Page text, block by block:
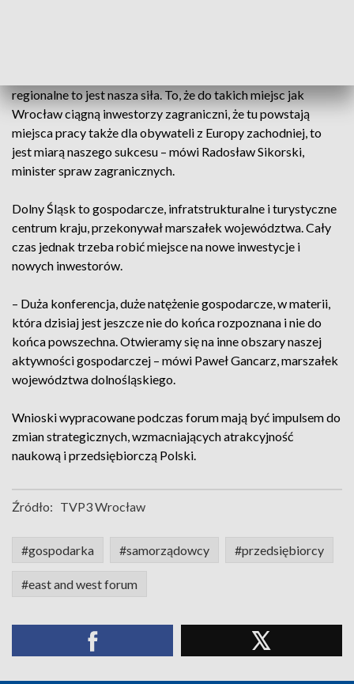
regionalne to jest nasza siła. To, że do takich miejsc jak
Wrocław ciągną inwestorzy zagraniczni, że tu powstają
miejsca pracy także dla obywateli z Europy zachodniej, to
jest miarą naszego sukcesu – mówi Radosław Sikorski,
minister spraw zagranicznych.
Dolny Śląsk to gospodarcze, infratstrukturalne i turystyczne
centrum kraju, przekonywał marszałek województwa. Cały
czas jednak trzeba robić miejsce na nowe inwestycje i
nowych inwestorów.
– Duża konferencja, duże natężenie gospodarcze, w materii,
która dzisiaj jest jeszcze nie do końca rozpoznana i nie do
końca powszechna. Otwieramy się na inne obszary naszej
aktywności gospodarczej – mówi Paweł Gancarz, marszałek
województwa dolnośląskiego.
Wnioski wypracowane podczas forum mają być impulsem do
zmian strategicznych, wzmacniających atrakcyjność
naukową i przedsiębiorczą Polski.
Źródło: TVP3 Wrocław
#gospodarka #samorządowcy #przedsiębiorcy
#east and west forum